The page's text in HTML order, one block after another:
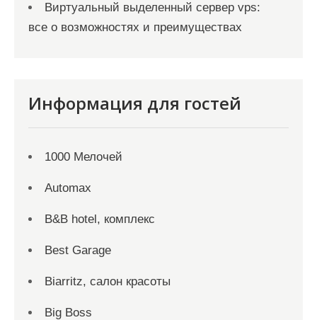
Виртуальный выделенный сервер vps:
все о возможностях и преимуществах
Информация для гостей
1000 Мелочей
Automax
B&B hotel, комплекс
Best Garage
Biarritz, салон красоты
Big Boss